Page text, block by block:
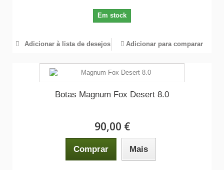
Em stock
Adicionar à lista de desejos Adicionar para comparar
Botas Magnum Fox Desert 8.0
90,00 €
Comprar Mais